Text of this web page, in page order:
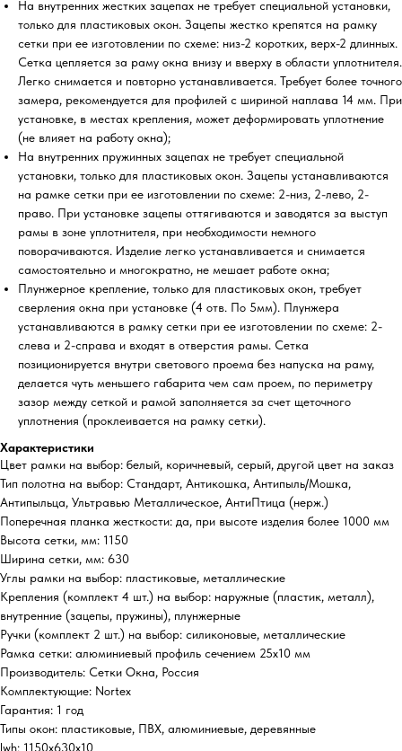
На внутренних жестких зацепах не требует специальной установки,
только для пластиковых окон. Зацепы жестко крепятся на рамку
сетки при ее изготовлении по схеме: низ-2 коротких, верх-2 длинных.
Сетка цепляется за раму окна внизу и вверху в области уплотнителя.
Легко снимается и повторно устанавливается. Требует более точного
замера, рекомендуется для профилей с шириной наплава 14 мм. При
установке, в местах крепления, может деформировать уплотнение
(не влияет на работу окна);
На внутренних пружинных зацепах не требует специальной
установки, только для пластиковых окон. Зацепы устанавливаются
на рамке сетки при ее изготовлении по схеме: 2-низ, 2-лево, 2-
право. При установке зацепы оттягиваются и заводятся за выступ
рамы в зоне уплотнителя, при необходимости немного
поворачиваются. Изделие легко устанавливается и снимается
самостоятельно и многократно, не мешает работе окна;
Плунжерное крепление, только для пластиковых окон, требует
сверления окна при установке (4 отв. По 5мм). Плунжера
устанавливаются в рамку сетки при ее изготовлении по схеме: 2-
слева и 2-справа и входят в отверстия рамы. Сетка
позиционируется внутри светового проема без напуска на раму,
делается чуть меньшего габарита чем сам проем, по периметру
зазор между сеткой и рамой заполняется за счет щеточного
уплотнения (проклеивается на рамку сетки).
Характеристики
Цвет рамки на выбор: белый, коричневый, серый, другой цвет на заказ
Тип полотна на выбор: Стандарт, Антикошка, Антипыль/Мошка,
Антипыльца, Ультравью Металлическое, АнтиПтица (нерж.)
Поперечная планка жесткости: да, при высоте изделия более 1000 мм
Высота сетки, мм: 1150
Ширина сетки, мм: 630
Углы рамки на выбор: пластиковые, металлические
Крепления (комплект 4 шт.) на выбор: наружные (пластик, металл),
внутренние (зацепы, пружины), плунжерные
Ручки (комплект 2 шт.) на выбор: силиконовые, металлические
Рамка сетки: алюминиевый профиль сечением 25х10 мм
Производитель: Сетки Окна, Россия
Комплектующие: Nortex
Гарантия: 1 год
Типы окон: пластиковые, ПВХ, алюминиевые, деревянные
lwh: 1150x630x10